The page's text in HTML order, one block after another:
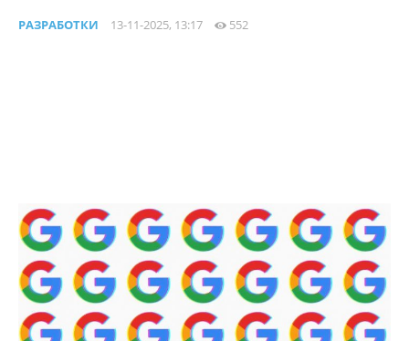
РАЗРАБОТКИ 13-11-2025, 13:17 552